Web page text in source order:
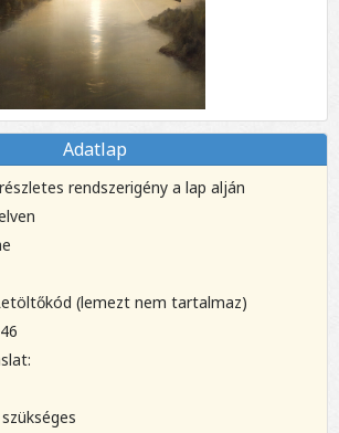
Adatlap
rendszerigény a lap alján
(lemezt nem tartalmaz)